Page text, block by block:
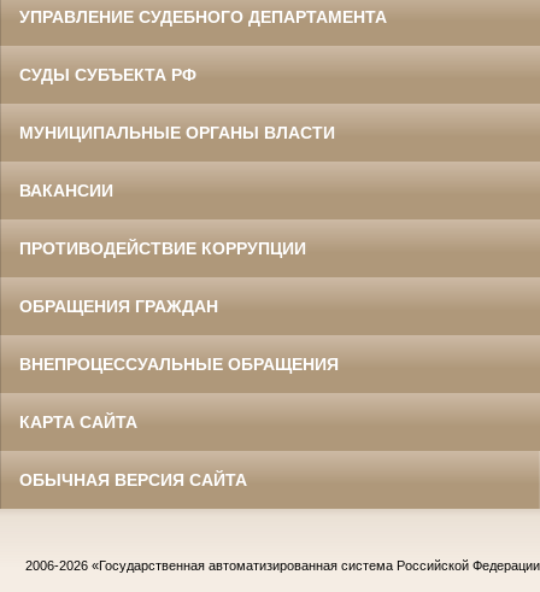
УПРАВЛЕНИЕ СУДЕБНОГО ДЕПАРТАМЕНТА
СУДЫ СУБЪЕКТА РФ
МУНИЦИПАЛЬНЫЕ ОРГАНЫ ВЛАСТИ
ВАКАНСИИ
ПРОТИВОДЕЙСТВИЕ КОРРУПЦИИ
ОБРАЩЕНИЯ ГРАЖДАН
ВНЕПРОЦЕССУАЛЬНЫЕ ОБРАЩЕНИЯ
КАРТА САЙТА
ОБЫЧНАЯ ВЕРСИЯ САЙТА
2006-2026 «Государственная автоматизированная система Российской